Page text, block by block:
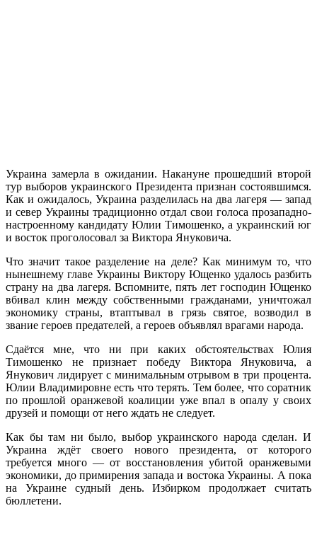
Украина замерла в ожидании. Накануне прошедший второй
тур выборов украинского Президента признан состоявшимся.
Как и ожидалось, Украина разделилась на два лагеря — запад
и север Украины традиционно отдал свои голоса прозападно-
настроенному кандидату Юлии Тимошенко, а украинский юг
и восток проголосовал за Виктора Януковича.
Что значит такое разделение на деле? Как минимум то, что
нынешнему главе Украины Виктору Ющенко удалось разбить
страну на два лагеря. Вспомните, пять лет господин Ющенко
вбивал клин между собственными гражданами, уничтожал
экономику страны, втаптывал в грязь святое, возводил в
звание героев предателей, а героев объявлял врагами народа.
Сдаётся мне, что ни при каких обстоятельствах Юлия
Тимошенко не признает победу Виктора Януковича, а
Янукович лидирует с минимальным отрывом в три процента.
Юлии Владимировне есть что терять. Тем более, что соратник
по прошлой оранжевой коалиции уже впал в опалу у своих
друзей и помощи от него ждать не следует.
Как бы там ни было, выбор украинского народа сделан. И
Украина ждёт своего нового президента, от которого
требуется много — от восстановления убитой оранжевыми
экономики, до примирения запада и востока Украины. А пока
на Украине судный день. Избирком продолжает считать
бюллетени.